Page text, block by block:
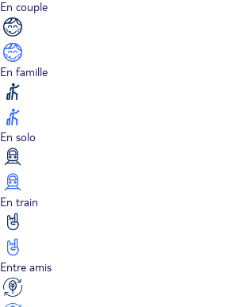
En couple
En famille
En solo
En train
Entre amis